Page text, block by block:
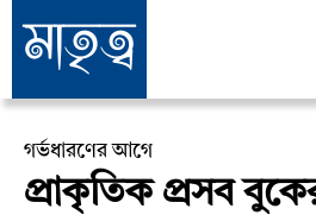
গর্ভধারণের আগে
প্রাকৃতিক প্রসব